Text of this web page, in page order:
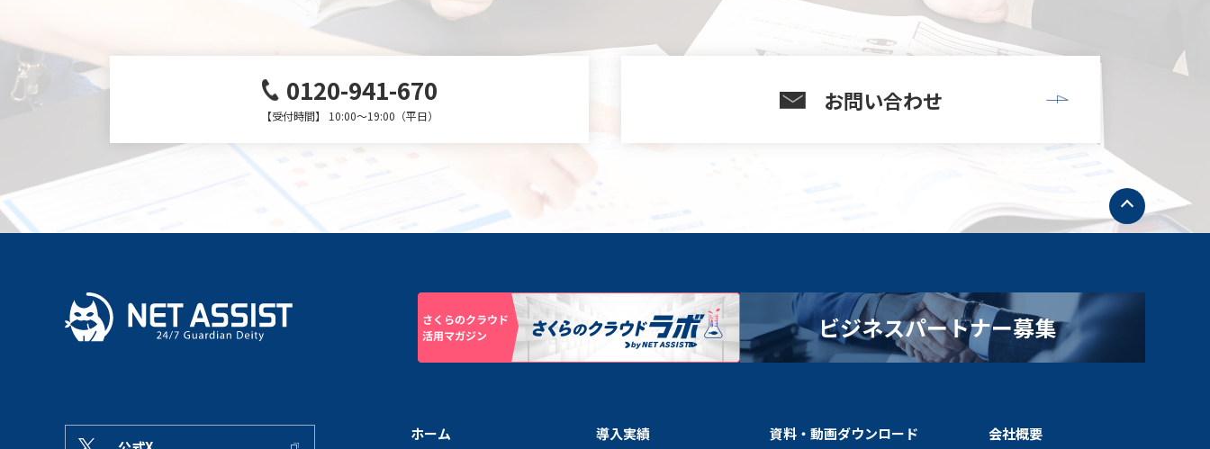
0120-941-670
【受付時間】 10:00～19:00（平日）
お問い合わせ
ト
ッ
プ
へ
ホーム 導入実績 資料・動画ダウンロード 会社概要
ビジネスパートナー募集